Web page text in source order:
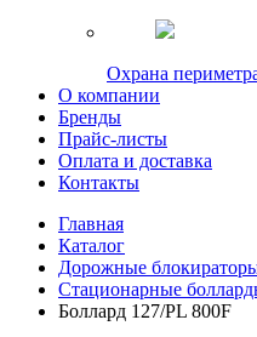
Охрана
О компании
Бренды
Прайс-листы
Оплата и доставка
Контакты
Главная
Каталог
Дорожные
Стационарные
Боллард 127/PL 800F